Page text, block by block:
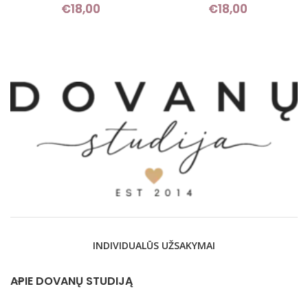
€18,00 €18,00
INDIVIDUALŪS UŽSAKYMAI
APIE DOVANŲ STUDIJĄ